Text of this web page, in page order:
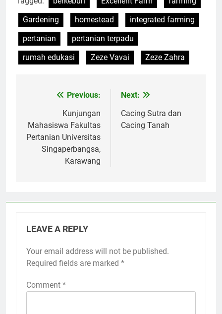
Gardening
homestead
integrated farming
pertanian
pertanian terpadu
rumah edukasi
Zeze Vavai Zeze Zahra
navigation
Previous:
Kunjungan
Mahasiswa Fakultas
Pertanian Universitas
Singaperbangsa,
Karawang
Next:
Cacing Sutra dan
Cacing Tanah
LEAVE A REPLY
Your email address will not be published.
Required fields are marked *
Comment *